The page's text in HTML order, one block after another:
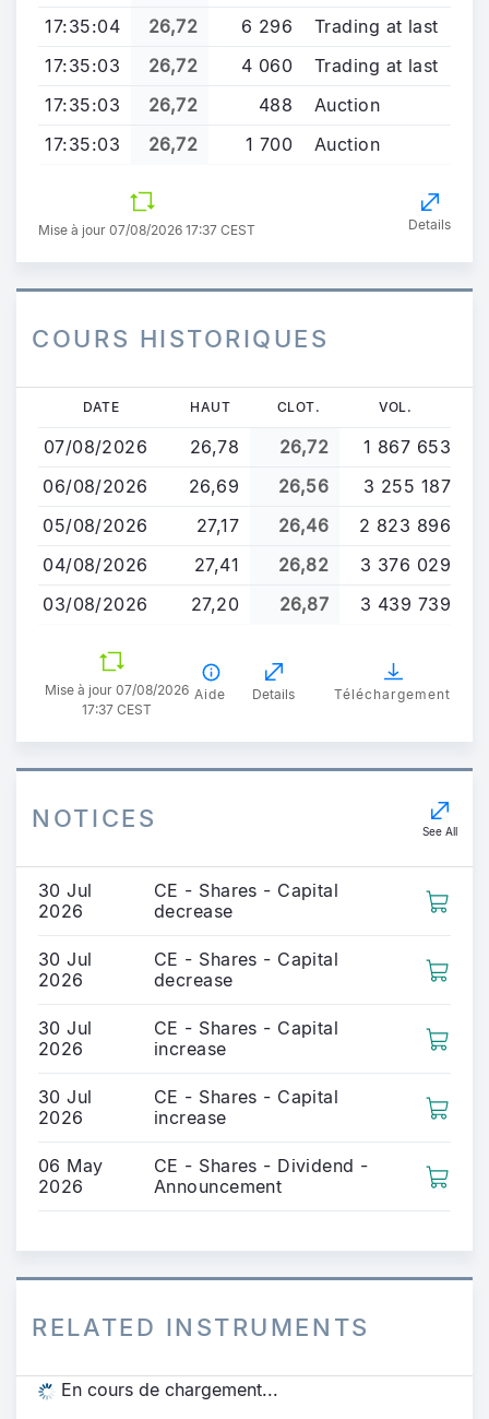
17:35:04
26,72 6 296
Trading at last
17:35:03
26,72 4 060
Trading at last
17:35:03
26,72 488
Auction
17:35:03
26,72 1 700 Auction
Mise à jour 07/08/2026 17:37 CEST Details
COURS HISTORIQUES
contenu
principal
DATE HAUT CLOT. VOL.
07/08/2026 26,78 26,72
1 867 653
06/08/2026
26,69 26,56
3 255 187
05/08/2026
27,17 26,46
2 823 896
04/08/2026
27,41 26,82
3 376 029
03/08/2026
27,20 26,87 3 439 739
Mise à jour 07/08/2026
17:37 CEST
Aide Details Téléchargement
NOTICES See All
30 Jul
2026
CE - Shares - Capital
decrease
30 Jul
2026
CE - Shares - Capital
decrease
30 Jul
2026
CE - Shares - Capital
increase
30 Jul
2026
CE - Shares - Capital
increase
06 May
2026
CE - Shares - Dividend -
Announcement
RELATED INSTRUMENTS
En cours de chargement...